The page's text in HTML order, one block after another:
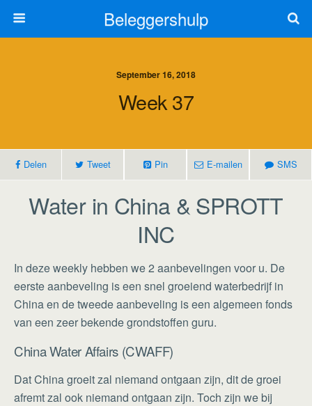
Beleggershulp
September 16, 2018
Week 37
Delen Tweet Pin E-mailen SMS
Water in China & SPROTT
INC
In deze weekly hebben we 2 aanbevelingen voor u. De
eerste aanbeveling is een snel groeiend waterbedrijf in
China en de tweede aanbeveling is een algemeen fonds
van een zeer bekende grondstoffen guru.
China Water Affairs (CWAFF)
Dat China groeit zal niemand ontgaan zijn, dit de groei
afremt zal ook niemand ontgaan zijn. Toch zijn we bij